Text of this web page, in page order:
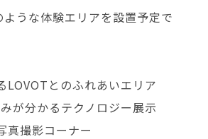
ョン / 購入
うな体験エリアを設置予定で
LOVOTとのふれあいエリア
が分かるテクノロジー展示
真撮影コーナー